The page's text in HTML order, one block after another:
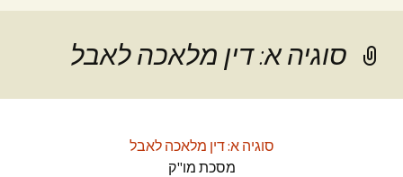
סוגיה א: דין מלאכה לאבל
סוגיה א: דין מלאכה לאבל
מסכת מו"ק